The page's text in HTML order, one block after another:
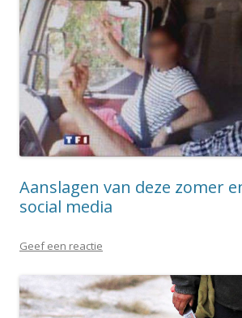
Aanslagen van deze zomer
social media
Geef een reactie